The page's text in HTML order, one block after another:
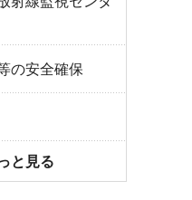
の安全確保
と見る